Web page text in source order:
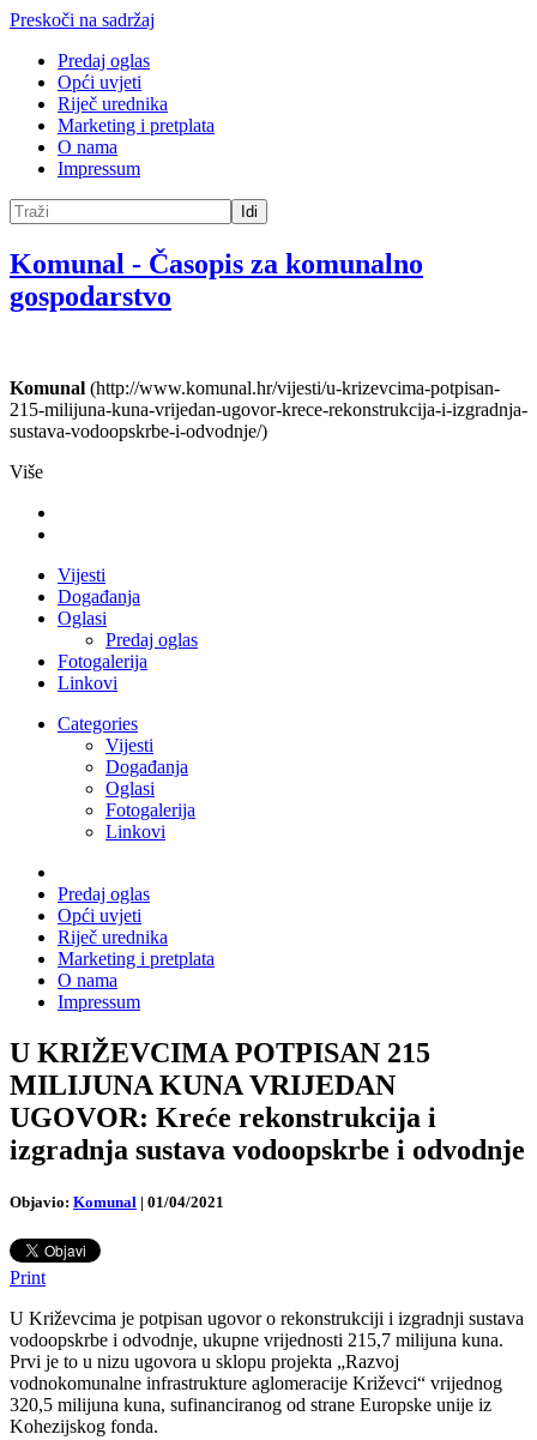
Preskoči na sadržaj
Predaj oglas
Opći uvjeti
Riječ urednika
Marketing i pretplata
O nama
Impressum
Idi
Komunal - Časopis za komunalno
gospodarstvo
Komunal (http://www.komunal.hr/vijesti/u-krizevcima-potpisan-
215-milijuna-kuna-vrijedan-ugovor-krece-rekonstrukcija-i-izgradnja-
sustava-vodoopskrbe-i-odvodnje/)
Više
Vijesti
Događanja
Oglasi
Predaj oglas
Fotogalerija
Linkovi
Categories
Vijesti
Događanja
Oglasi
Fotogalerija
Linkovi
Predaj oglas
Opći uvjeti
Riječ urednika
Marketing i pretplata
O nama
Impressum
U KRIŽEVCIMA POTPISAN 215
MILIJUNA KUNA VRIJEDAN
UGOVOR: Kreće rekonstrukcija i
izgradnja sustava vodoopskrbe i odvodnje
Objavio: Komunal | 01/04/2021
Print
U Križevcima je potpisan ugovor o rekonstrukciji i izgradnji sustava
vodoopskrbe i odvodnje, ukupne vrijednosti 215,7 milijuna kuna.
Prvi je to u nizu ugovora u sklopu projekta „Razvoj
vodnokomunalne infrastrukture aglomeracije Križevci“ vrijednog
320,5 milijuna kuna, sufinanciranog od strane Europske unije iz
Kohezijskog fonda.